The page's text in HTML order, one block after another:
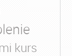
kurs